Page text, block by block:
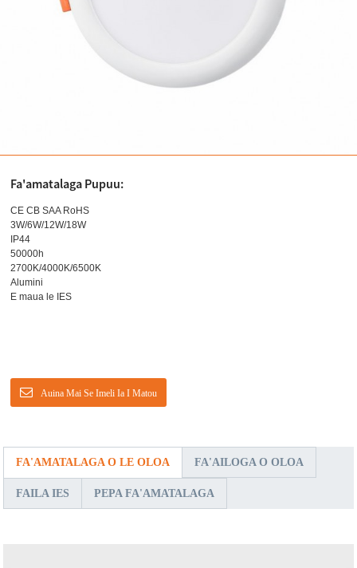
Fa'amatalaga Pupuu:
CE CB SAA RoHS
3W/6W/12W/18W
IP44
50000h
2700K/4000K/6500K
Alumini
E maua le IES
Auina Mai Se Imeli Ia I Matou
FA'AMATALAGA O LE OLOA FA'AILOGA O OLOA
FAILA IES PEPA FA'AMATALAGA